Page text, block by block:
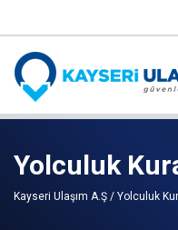
Yolculuk
Kayseri Ulaşım A.Ş / Yolculuk